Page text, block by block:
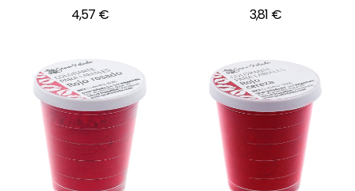
4,57 € 3,81 €